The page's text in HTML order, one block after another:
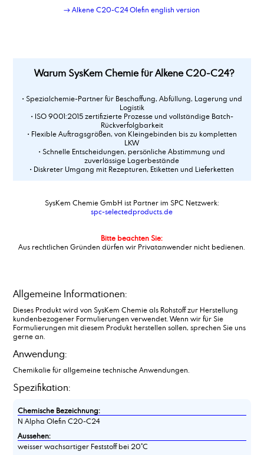
Abfüllung Tankwagen in IBC
Acryl-Maleinsäure Copolymer, Natriumsalz, Lösung
Additiv 78_2
Additiv 88P
Aldehyd C 14
Aldehyd C 16
Aldehyd C 18
Alkene C30+
Alkohole, C12-15-branched and linear
Alkylamin, C16-18, ethoxyliert + 5 EO
Aluminiumsulfat, Lösung 48-50%
Aluminiumsulfat,fest, 17/18%
Amidosulfonsäure
Ammonium alkyl Sulfat
Anisaldehyd
Antichlor
Äpfelsäure
Ätzkali in Schuppen
Ätznatron in Perlen
Ätznatron in Schuppen
Azelainsäure
→ Alkene C20-C24 Olefin english version
Warum SysKem Chemie für Alkene C20-C24?
• Spezialchemie-Partner für Beschaffung, Abfüllung, Lagerung und
Logistik
• ISO 9001:2015 zertifizierte Prozesse und vollständige Batch-
Rückverfolgbarkeit
• Flexible Auftragsgrößen, von Kleingebinden bis zu kompletten
LKW
• Schnelle Entscheidungen, persönliche Abstimmung und
zuverlässige Lagerbestände
• Diskreter Umgang mit Rezepturen, Etiketten und Lieferketten
SysKem Chemie GmbH ist Partner im SPC Netzwerk:
spc-selectedproducts.de
Bitte beachten Sie:
Aus rechtlichen Gründen dürfen wir Privatanwender nicht bedienen.
Allgemeine Informationen:
Dieses Produkt wird von SysKem Chemie als Rohstoff zur Herstellung
kundenbezogener Formulierungen verwendet. Wenn wir für Sie
Formulierungen mit diesem Produkt herstellen sollen, sprechen Sie uns
gerne an.
Anwendung:
Chemikalie für allgemeine technische Anwendungen.
Spezifikation:
Chemische Bezeichnung:
N Alpha Olefin C20-C24
Aussehen:
weisser wachsartiger Feststoff bei 20°C